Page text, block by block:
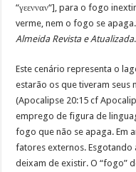
“γεενναν“], para o fogo
verme, nem o fogo se
Almeida Revista e Atualizada.
Este cenário representa o
estarão os que tiveram seus
(Apocalipse 20:15 cf
emprego de figura de
fogo que não se apaga. Em
fatores externos. Esgotando
deixam de existir. O “fogo”